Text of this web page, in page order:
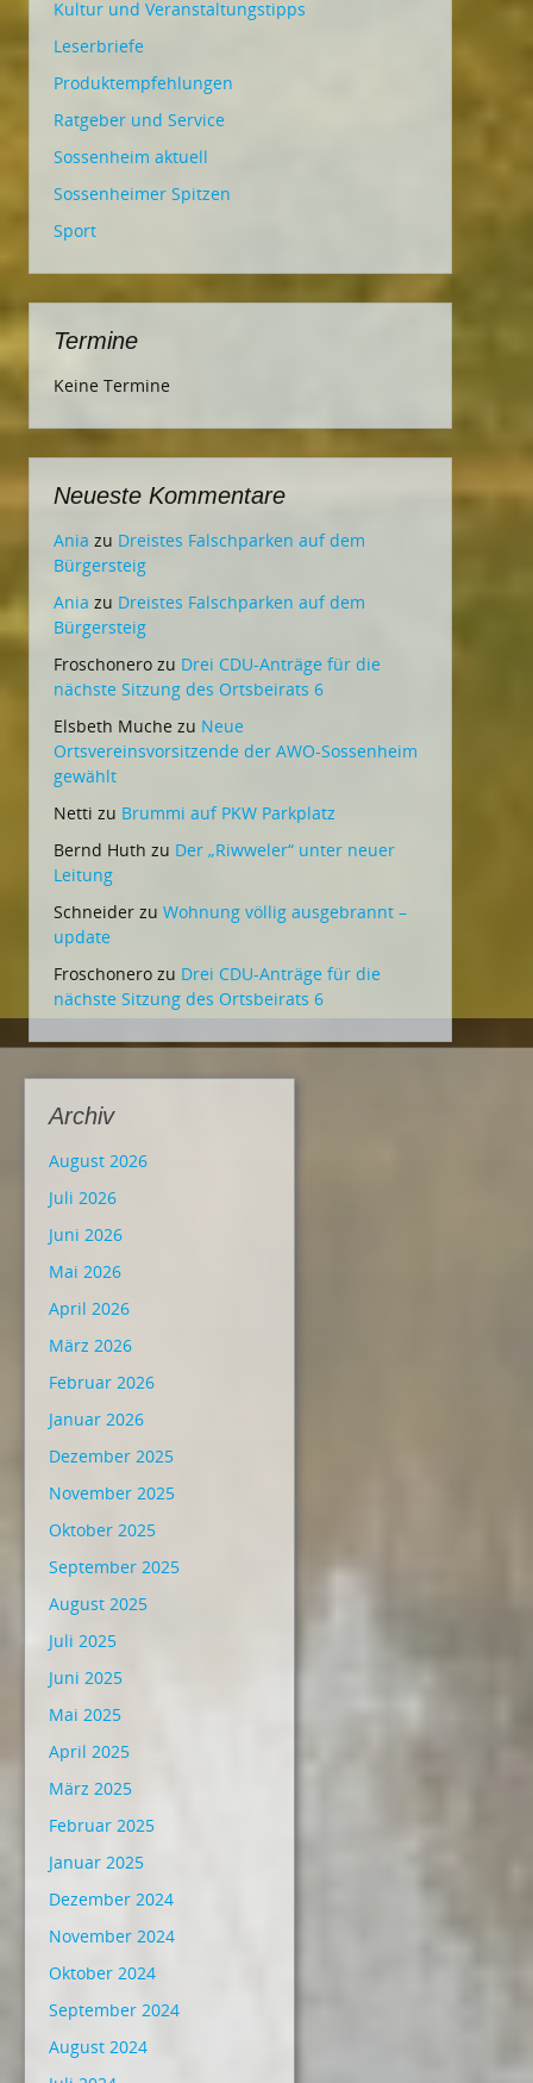
Kultur und Veranstaltungstipps
Leserbriefe
Produktempfehlungen
Ratgeber und Service
Sossenheim aktuell
Sossenheimer Spitzen
Sport
Termine
Keine Termine
Neueste Kommentare
Ania zu Dreistes Falschparken auf dem
Bürgersteig
Ania zu Dreistes Falschparken auf dem
Bürgersteig
Froschonero zu Drei CDU-Anträge für die
nächste Sitzung des Ortsbeirats 6
Elsbeth Muche zu Neue
Ortsvereinsvorsitzende der AWO-Sossenheim
gewählt
Netti zu Brummi auf PKW Parkplatz
Bernd Huth zu Der „Riwweler“ unter neuer
Leitung
Schneider zu Wohnung völlig ausgebrannt –
update
Froschonero zu Drei CDU-Anträge für die
nächste Sitzung des Ortsbeirats 6
Archiv
August 2026
Juli 2026
Juni 2026
Mai 2026
April 2026
März 2026
Februar 2026
Januar 2026
Dezember 2025
November 2025
Oktober 2025
September 2025
August 2025
Juli 2025
Juni 2025
Mai 2025
April 2025
März 2025
Februar 2025
Januar 2025
Dezember 2024
November 2024
Oktober 2024
September 2024
August 2024